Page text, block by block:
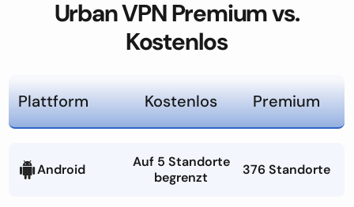
Urban VPN Premium vs.
Kostenlos
Plattform Kostenlos Premium
Android
Auf 5 Standorte
begrenzt
376 Standorte